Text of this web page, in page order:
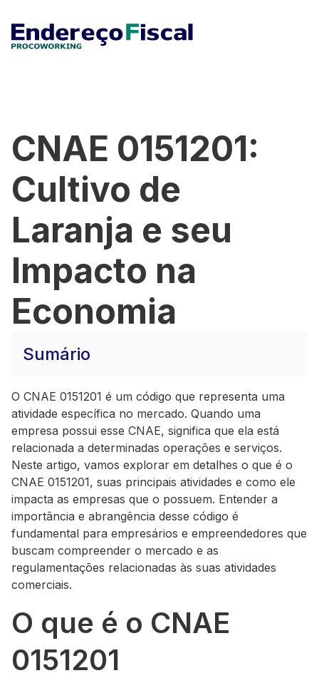
CNAE 0151201:
Cultivo de
Laranja e seu
Impacto na
Economia
Sumário
O CNAE 0151201 é um código que representa uma
atividade específica no mercado. Quando uma
empresa possui esse CNAE, significa que ela está
relacionada a determinadas operações e serviços.
Neste artigo, vamos explorar em detalhes o que é o
CNAE 0151201, suas principais atividades e como ele
impacta as empresas que o possuem. Entender a
importância e abrangência desse código é
fundamental para empresários e empreendedores que
buscam compreender o mercado e as
regulamentações relacionadas às suas atividades
comerciais.
O que é o CNAE
0151201